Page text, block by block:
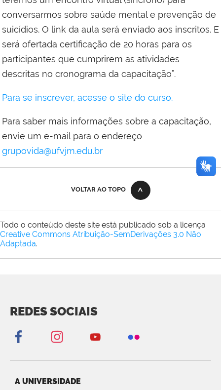
conversarmos sobre saúde mental e prevenção de
suicídios. O link da aula será enviado aos inscritos. E
será ofertada certificação de 20 horas para os
participantes que cumprirem as atividades
descritas no cronograma da capacitação”.
Para se inscrever, acesse o site do curso.
Para saber mais informações sobre a capacitação,
envie um e-mail para o endereço
grupovida@ufvjm.edu.br
VOLTAR AO TOPO
Todo o conteúdo deste site está publicado sob a licença
Creative Commons Atribuição-SemDerivações 3.0 Não
Adaptada.
REDES SOCIAIS
A UNIVERSIDADE